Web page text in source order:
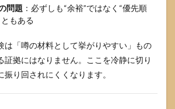
問題 ：必ずしも“余裕”ではなく“優先順
もある
は「噂の材料として挙がりやすい」もの
証拠にはなりません。ここを冷静に切り
り回されにくくなります。